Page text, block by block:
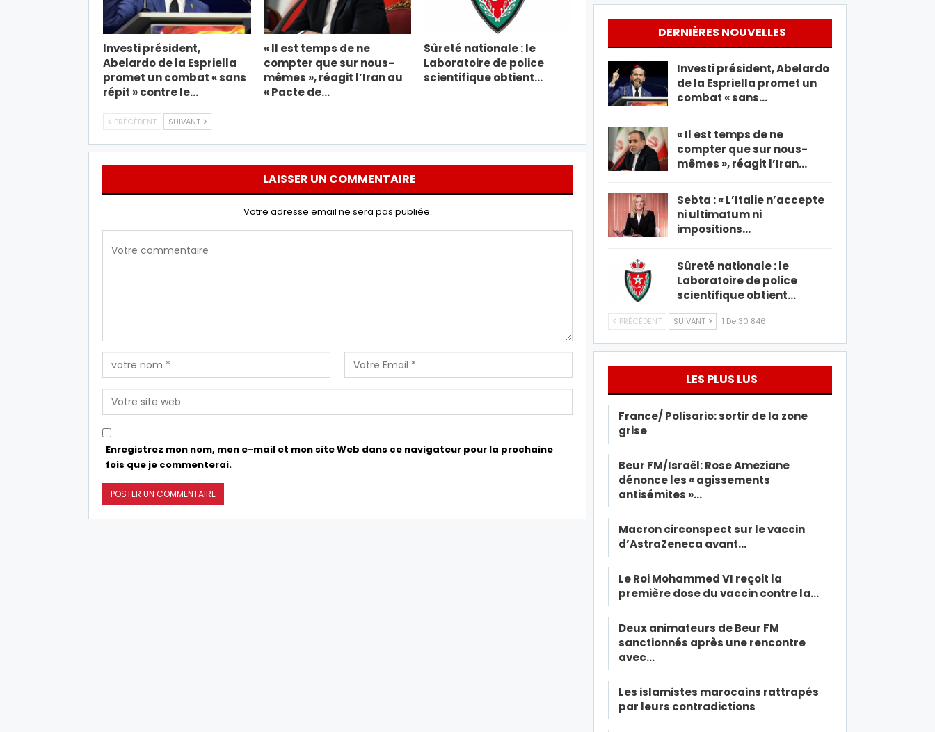
Investi président,
Abelardo de la Espriella
promet un combat « sans
répit » contre le…
« Il est temps de ne
compter que sur nous-
mêmes », réagit l’Iran au
« Pacte de…
Sûreté nationale : le
Laboratoire de police
scientifique obtient…
PRÉCÉDENT SUIVANT
LAISSER UN COMMENTAIRE
Votre adresse email ne sera pas publiée.
Enregistrez mon nom, mon e-mail et mon site Web dans ce navigateur pour la prochaine
fois que je commenterai.
DERNIÈRES NOUVELLES
Investi président, Abelardo
de la Espriella promet un
combat « sans…
« Il est temps de ne
compter que sur nous-
mêmes », réagit l’Iran…
Sebta : « L’Italie n’accepte
ni ultimatum ni
impositions…
Sûreté nationale : le
Laboratoire de police
scientifique obtient…
PRÉCÉDENT SUIVANT 1 De 30 846
LES PLUS LUS
France/ Polisario: sortir de la zone
grise
Beur FM/Israël: Rose Ameziane
dénonce les « agissements
antisémites »…
Macron circonspect sur le vaccin
d’AstraZeneca avant…
Le Roi Mohammed VI reçoit la
première dose du vaccin contre la…
Deux animateurs de Beur FM
sanctionnés après une rencontre
avec…
Les islamistes marocains rattrapés
par leurs contradictions